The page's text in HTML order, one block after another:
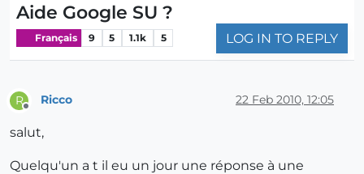
Aide Google SU ?
Français 9 5 1.1k 5 LOG IN TO REPLY
R Ricco 22 Feb 2010, 12:05
salut,
Quelqu'un a t il eu un jour une réponse à une